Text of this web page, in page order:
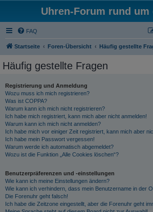
Uhren-Forum rund um
FAQ
Startseite Foren-Übersicht Häufig gestellte
Häufig gestellte Fragen
Registrierung und Anmeldung
Wozu muss ich mich registrieren?
Was ist COPPA?
Warum kann ich mich nicht registrieren?
Ich habe mich registriert, kann mich aber nicht anmelden!
Warum kann ich mich nicht anmelden?
Ich habe mich vor einiger Zeit registriert, kann mich aber
Ich habe mein Passwort vergessen!
Warum werde ich automatisch abgemeldet?
Wozu ist die Funktion „Alle Cookies löschen“?
Benutzerpräferenzen und -einstellungen
Wie kann ich meine Einstellungen ändern?
Wie kann ich verhindern, dass mein Benutzername in der
Die Forenuhr geht falsch!
Ich habe die Zeitzone eingestellt, aber die Forenuhr geht